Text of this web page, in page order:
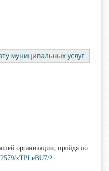
муниципальных услуг
организации, пройдя по
xTPLeBU7/?